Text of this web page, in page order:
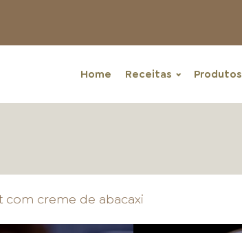
Home Receitas Produtos
com creme de abacaxi